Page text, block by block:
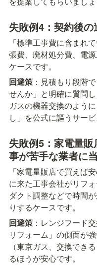
失敗例4：契約後
「標準工事費に含まれ
張費、廃材処分費、電
ケースです。
回避策 ：見積もり段階
せんか」と明確に質問
ガスの機器交換のよう
し」を公式に謳うサー
失敗例5：家電量
事が苦手な業者に
「家電量販店で買えば
に来た工事会社がリフ
ダクト調整などで時間
りするケースです。
回避策 ：レンジフード
リフォーム」の側面が
（東京ガス、交換でき
るほうが安心です。